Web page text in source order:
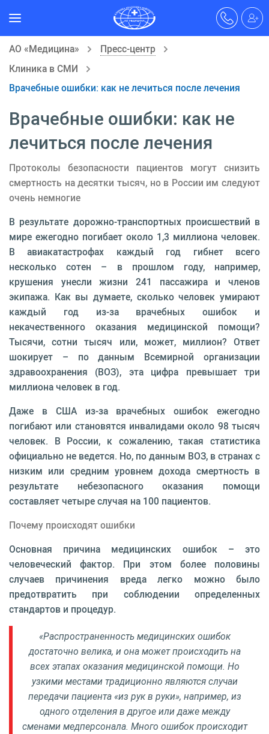
АО «Медицина»
Пресс-центр
Клиника в СМИ
Врачебные ошибки: как не лечиться после лечения
Врачебные ошибки: как не
лечиться после лечения
Протоколы безопасности пациентов могут снизить
смертность на десятки тысяч, но в России им следуют
очень немногие
В результате дорожно-транспортных происшествий в
мире ежегодно погибает около 1,3 миллиона человек.
В авиакатастрофах каждый год гибнет всего
несколько сотен – в прошлом году, например,
крушения унесли жизни 241 пассажира и членов
экипажа. Как вы думаете, сколько человек умирают
каждый год из-за врачебных ошибок и
некачественного оказания медицинской помощи?
Тысячи, сотни тысяч или, может, миллион? Ответ
шокирует – по данным Всемирной организации
здравоохранения (ВОЗ), эта цифра превышает три
миллиона человек в год.
Даже в США из-за врачебных ошибок ежегодно
погибают или становятся инвалидами около 98 тысяч
человек. В России, к сожалению, такая статистика
официально не ведется. Но, по данным ВОЗ, в странах с
низким или средним уровнем дохода смертность в
результате небезопасного оказания помощи
составляет четыре случая на 100 пациентов.
Почему происходят ошибки
Основная причина медицинских ошибок – это
человеческий фактор. При этом более половины
случаев причинения вреда легко можно было
предотвратить при соблюдении определенных
стандартов и процедур.
«Распространенность медицинских ошибок
достаточно велика, и она может происходить на
всех этапах оказания медицинской помощи. Но
узкими местами традиционно являются случаи
передачи пациента «из рук в руки», например, из
одного отделения в другое или даже между
сменами медперсонала. Много ошибок происходит